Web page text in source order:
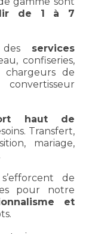
de 1 à 7
des services
confiseries,
chargeurs de
haut de
Transfert,
mariage,
de
pour notre
et